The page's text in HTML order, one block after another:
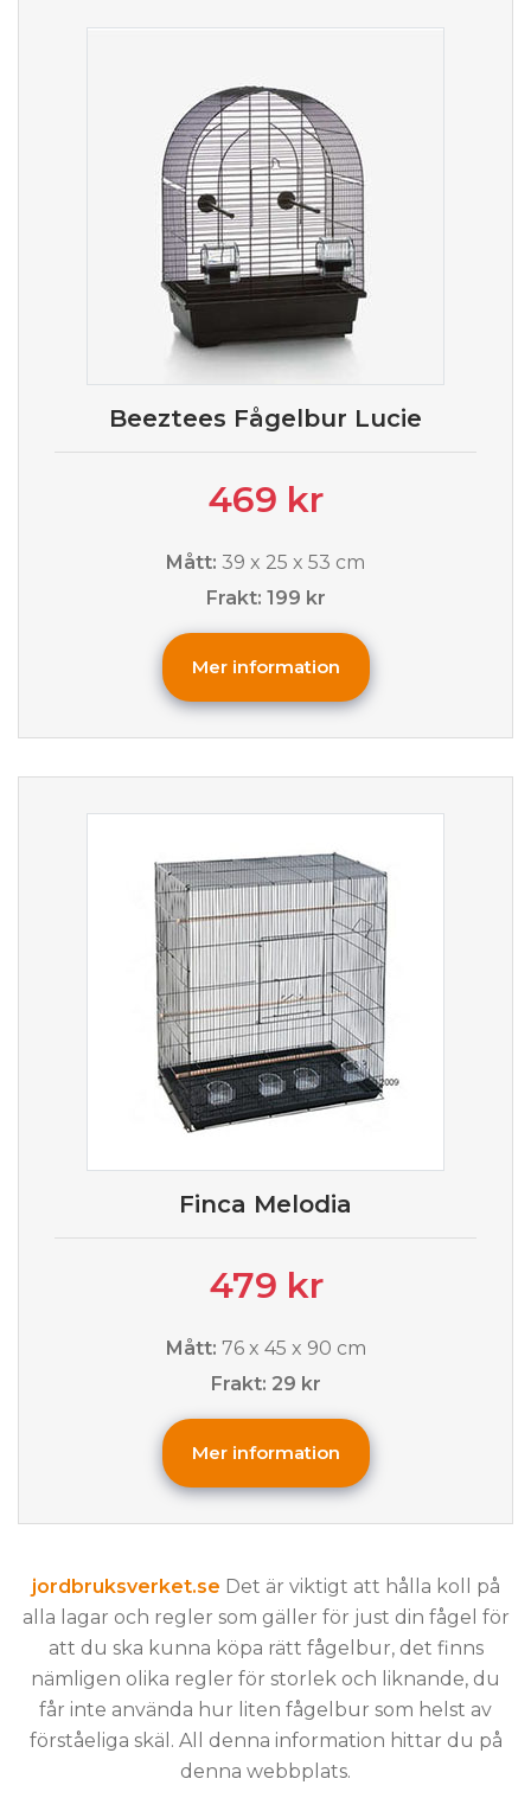
Beeztees Fågelbur Lucie
469 kr
Mått: 39 x 25 x 53 cm
Frakt: 199 kr
Mer information
Finca Melodia
479 kr
Mått: 76 x 45 x 90 cm
Frakt: 29 kr
Mer information
jordbruksverket.se Det är viktigt att hålla koll på
alla lagar och regler som gäller för just din fågel för
att du ska kunna köpa rätt fågelbur, det finns
nämligen olika regler för storlek och liknande, du
får inte använda hur liten fågelbur som helst av
förståeliga skäl. All denna information hittar du på
denna webbplats.